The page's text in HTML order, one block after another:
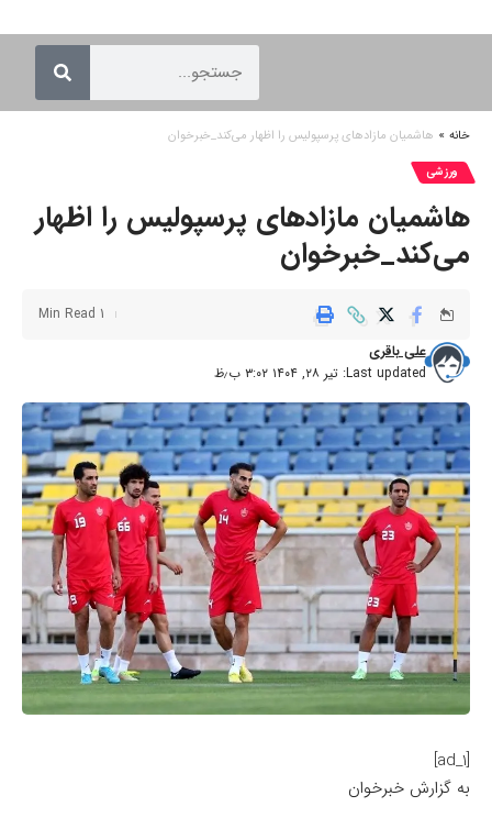
خانه » هاشمیان مازادهای پرسپولیس را اظهار می‌کند_خبرخوان
ورزشی
هاشمیان مازادهای پرسپولیس را اظهار
می‌کند_خبرخوان
Last updated: تیر ۲۸, ۱۴۰۴ ۳:۰۲ ب٫ظ
علی باقری
1 Min Read
[ad_1]
به گزارش خبرخوان